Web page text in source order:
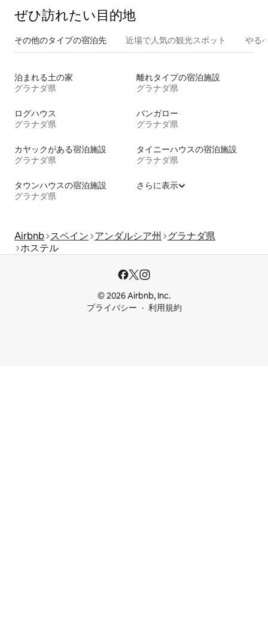
ぜひ訪⁠れ⁠た⁠い目⁠的⁠地
その他のタ⁠イ⁠プ⁠の宿⁠泊⁠先 近場で人気の観光スポット やる
泊まれる土の家
グラナダ県
離れタイプの宿泊施設
グラナダ県
ログハウス
グラナダ県
バンガロー
グラナダ県
カヤックがある宿泊施設
グラナダ県
タイニーハウスの宿泊施設
グラナダ県
タウンハウスの宿泊施設
グラナダ県
さらに表示
Airbnb スペイン アンダルシア州
グラナダ県
ホステル
© 2026 Airbnb, Inc.
プライバシー
利用規約